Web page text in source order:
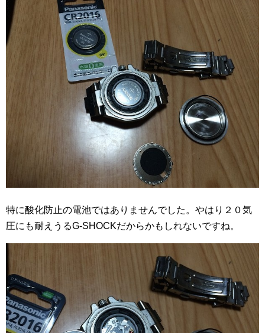
特に酸化防止の電池ではありませんでした。やはり２０気
圧にも耐えうるG-SHOCKだからかもしれないですね。